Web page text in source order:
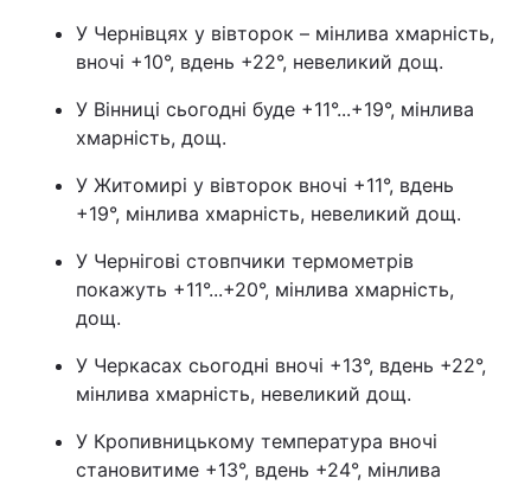
Тема оформлення
У Чернівцях у вівторок – мінлива хмарність,
вночі +10°, вдень +22°, невеликий дощ.
У Вінниці сьогодні буде +11°...+19°, мінлива
хмарність, дощ.
У Житомирі у вівторок вночі +11°, вдень
+19°, мінлива хмарність, невеликий дощ.
У Чернігові стовпчики термометрів
покажуть +11°...+20°, мінлива хмарність,
дощ.
У Черкасах сьогодні вночі +13°, вдень +22°,
мінлива хмарність, невеликий дощ.
У Кропивницькому температура вночі
становитиме +13°, вдень +24°, мінлива